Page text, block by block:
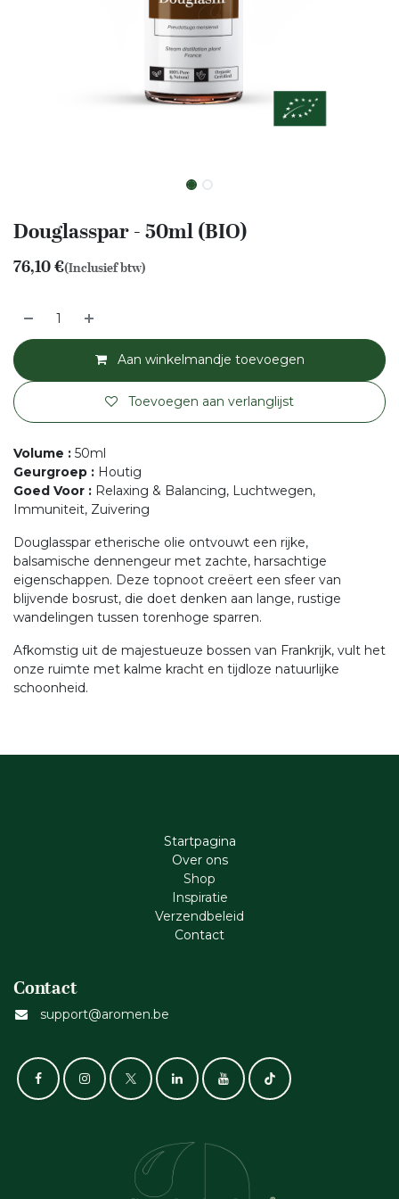
Douglasspar - 50ml (BIO)
76,10€(Inclusief btw)
Aan winkelmandje toevoegen
Toevoegen aan verlanglijst
Volume : 50ml
Geurgroep : Houtig
Goed Voor : Relaxing & Balancing, Luchtwegen,
Immuniteit, Zuivering
Douglasspar etherische olie ontvouwt een rijke,
balsamische dennengeur met zachte, harsachtige
eigenschappen. Deze topnoot creëert een sfeer van
blijvende bosrust, die doet denken aan lange, rustige
wandelingen tussen torenhoge sparren.
Afkomstig uit de majestueuze bossen van Frankrijk, vult het
onze ruimte met kalme kracht en tijdloze natuurlijke
schoonheid.
Startpagina
Ove​r​ ons
Shop
Inspiratie
Verzendbeleid
Cont​act
Contact
support@aromen.be